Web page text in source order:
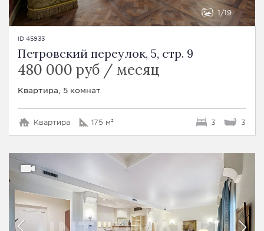
1 19
ID 45933
Петровский переулок, 5, стр. 9
480 000 руб / месяц
Квартира, 5 комнат
Квартира 175 м² 3 3